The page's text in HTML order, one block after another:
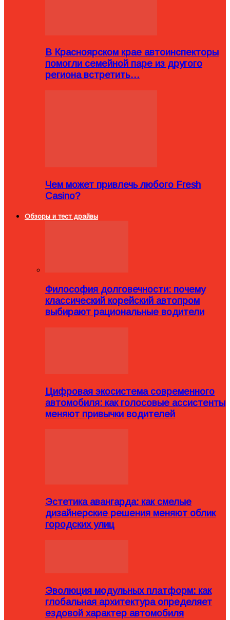
В Красноярском крае автоинспекторы
помогли семейной паре из другого
региона встретить…
Чем может привлечь любого Fresh
Casino?
Обзоры и тест драйвы
Философия долговечности: почему
классический корейский автопром
выбирают рациональные водители
Цифровая экосистема современного
автомобиля: как голосовые ассистенты
меняют привычки водителей
Эстетика авангарда: как смелые
дизайнерские решения меняют облик
городских улиц
Эволюция модульных платформ: как
глобальная архитектура определяет
ездовой характер автомобиля